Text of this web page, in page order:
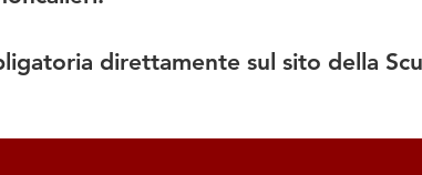
direttamente sul sito della